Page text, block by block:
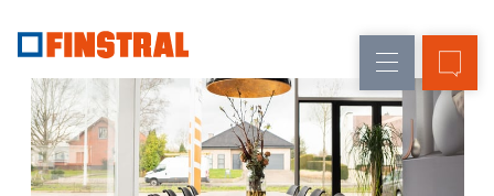
Fenêtres
Portes
d'entrée
Rénovation
Construction
neuve
Références
Service
architectes
Programme